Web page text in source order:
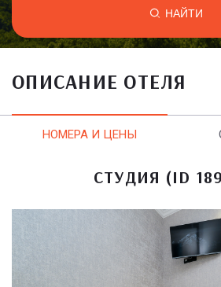
НАЙТИ
ОПИСАНИЕ ОТЕЛЯ
НОМЕРА И ЦЕНЫ
СТУДИЯ (ID